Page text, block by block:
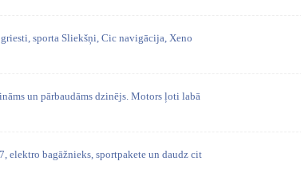
sporta Sliekšņi, Cic navigācija, Xeno
un pārbaudāms dzinējs. Motors ļoti labā
elektro bagāžnieks, sportpakete un daudz cit